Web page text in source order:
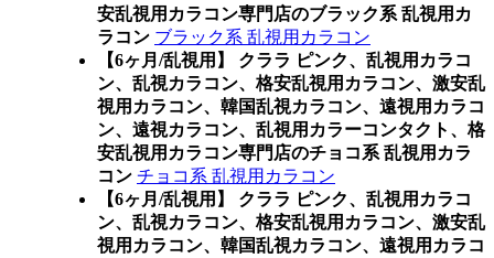
安乱視用カラコン専門店のブラック系 乱視用カ
ラコン ブラック系 乱視用カラコン
【6ヶ月/乱視用】 クララ ピンク、乱視用カラコ
ン、乱視カラコン、格安乱視用カラコン、激安乱
視用カラコン、韓国乱視カラコン、遠視用カラコ
ン、遠視カラコン、乱視用カラーコンタクト、格
安乱視用カラコン専門店のチョコ系 乱視用カラ
コン チョコ系 乱視用カラコン
【6ヶ月/乱視用】 クララ ピンク、乱視用カラコ
ン、乱視カラコン、格安乱視用カラコン、激安乱
視用カラコン、韓国乱視カラコン、遠視用カラコ